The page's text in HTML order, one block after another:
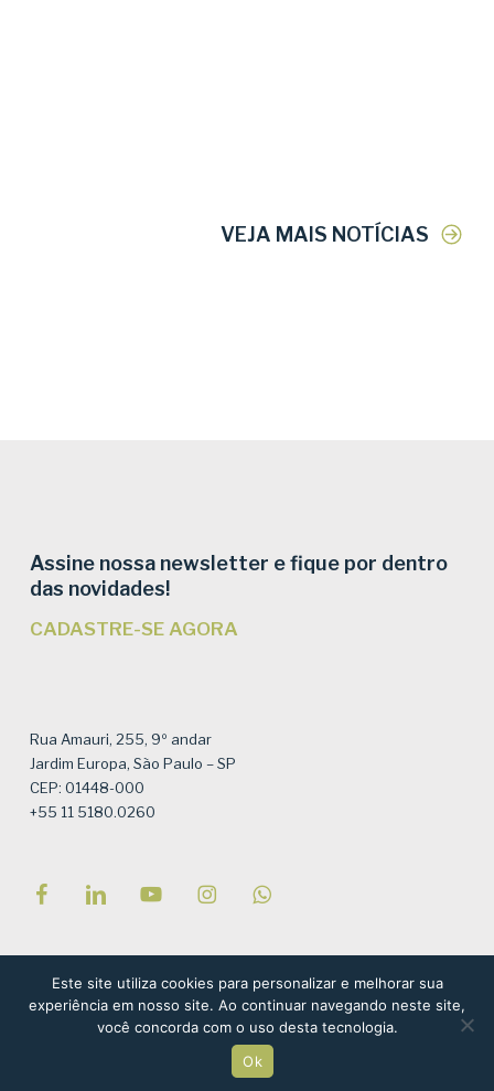
VEJA MAIS NOTÍCIAS
Assine nossa newsletter e fique por dentro
das novidades!
CADASTRE-SE AGORA
Rua Amauri, 255, 9º andar
Jardim Europa, São Paulo – SP
CEP: 01448-000
+55 11 5180.0260
© Instituto Semeia – Todos os direitos reservados – Site por
NaçãoDesign , com referências ao projeto de Tati Valiengo e
Tiago Solha Design Gráfico
Este site utiliza cookies para personalizar e melhorar sua
experiência em nosso site. Ao continuar navegando neste site,
você concorda com o uso desta tecnologia.
Ok